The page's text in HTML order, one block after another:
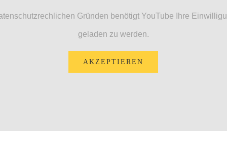
Gründen benötigt YouTube Ihre
geladen zu werden.
AKZEPTIEREN